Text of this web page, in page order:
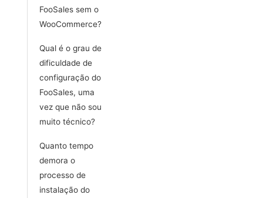
FooSales sem o
WooCommerce?
Qual é o grau de
dificuldade de
configuração do
FooSales, uma
vez que não sou
muito técnico?
Quanto tempo
demora o
processo de
instalação do